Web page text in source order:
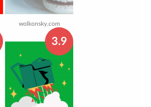
wolkonsky.com
3.9